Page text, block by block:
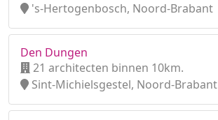
's-Hertogenbosch, Noord-Brabant
Den Dungen
21 architecten binnen 10km.
Sint-Michielsgestel, Noord-Brabant